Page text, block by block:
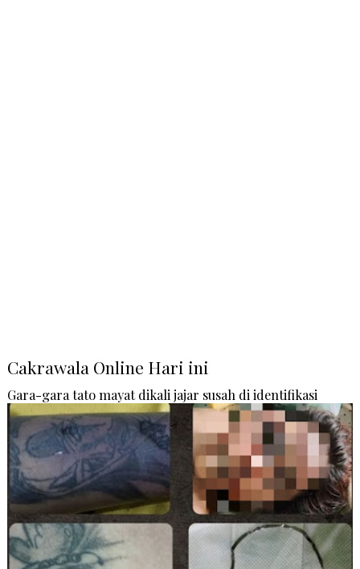
Cakrawala Online Hari ini
Gara-gara tato mayat dikali jajar susah di identifikasi